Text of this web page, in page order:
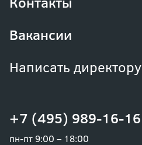
+7 (495) 989-16-16
пн-пт 9:00 – 18:00
Вакансии
Написать директору